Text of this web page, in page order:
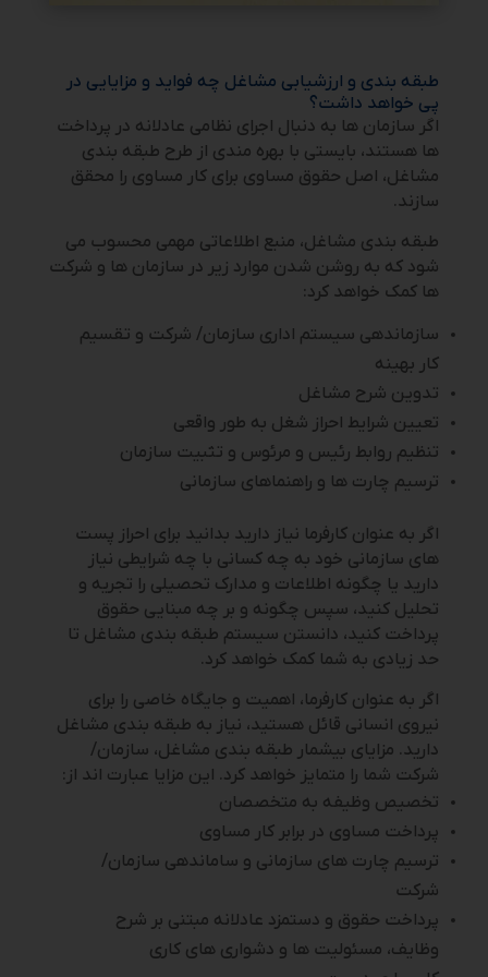
طبقه بندی و ارزشیابی مشاغل چه فواید و مزایایی در
پی خواهد داشت؟
اگر سازمان ها به دنبال اجرای نظامی عادلانه در پرداخت
ها هستند، بایستی با بهره مندی از طرح طبقه بندی
مشاغل، اصل حقوق مساوی برای کار مساوی را محقق
سازند.
طبقه بندی مشاغل، منبع اطلاعاتی مهمی محسوب می
شود که به روشن شدن موارد زیر در سازمان ها و شرکت
ها کمک خواهد کرد:
سازماندهی سیستم اداری سازمان/ شرکت و تقسیم
کار بهینه
تدوین شرح مشاغل
تعیین شرایط احراز شغل به طور واقعی
تنظیم روابط رئیس و مرئوس و تثبیت سازمان
ترسیم چارت ها و راهنماهای سازمانی
اگر به عنوان کارفرما نیاز دارید بدانید برای احراز پست
های سازمانی خود به چه کسانی با چه شرایطی نیاز
دارید یا چگونه اطلاعات و مدارک تحصیلی را تجریه و
تحلیل کنید، سپس چگونه و بر چه مبنایی حقوق
پرداخت کنید، دانستن سیستم طبقه بندی مشاغل تا
حد زیادی به شما کمک خواهد کرد.
اگر به عنوان کارفرما، اهمیت و جایگاه خاصی را برای
نیروی انسانی قائل هستید، نیاز به طبقه بندی مشاغل
دارید. مزایای بیشمار طبقه بندی مشاغل، سازمان/
شرکت شما را متمایز خواهد کرد. این مزایا عبارت اند از:
تخصیص وظیفه به متخصصان
پرداخت مساوی در برابر کار مساوی
ترسیم چارت های سازمانی و ساماندهی سازمان/
شرکت
پرداخت حقوق و دستمزد عادلانه مبتنی بر شرح
وظایف، مسئولیت ها و دشواری های کاری